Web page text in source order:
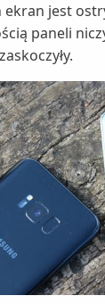
jest
paneli